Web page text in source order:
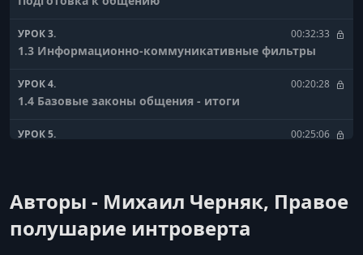
УРОК 3. 00:32:33
1.3 Информационно-коммуникативные фильтры
УРОК 4. 00:20:28
1.4 Базовые законы общения - итоги
УРОК 5. 00:25:06
УРОК 6. 00:18:56
2.2 Подготовка к выступлению - другие
«помощники» оратора
Авторы - Михаил Черняк, Правое
полушарие интроверта